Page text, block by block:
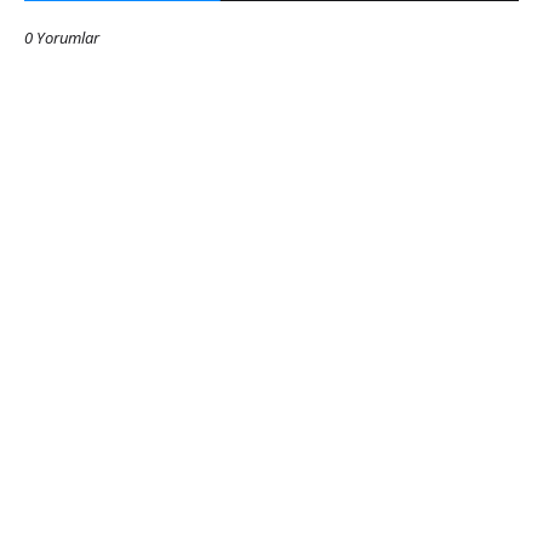
0 Yorumlar